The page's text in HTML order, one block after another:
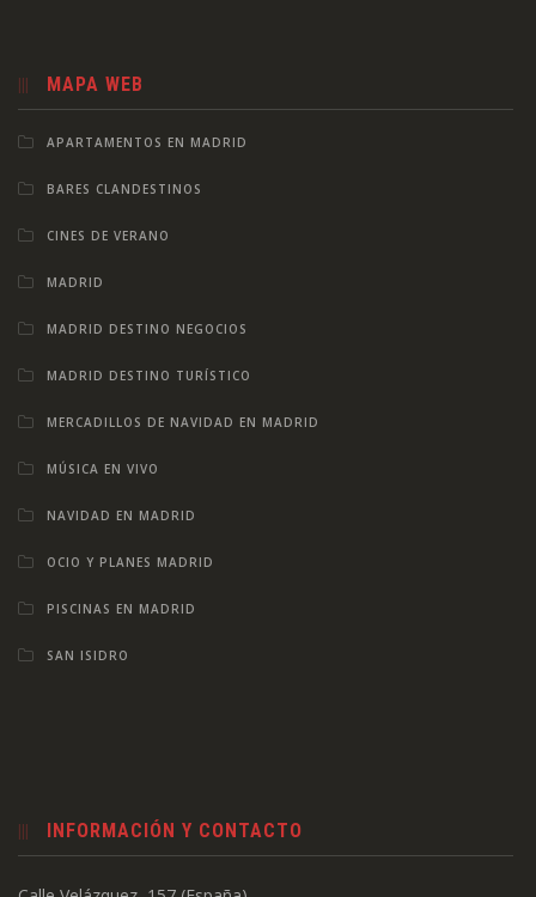
MAPA WEB
APARTAMENTOS EN MADRID
BARES CLANDESTINOS
CINES DE VERANO
MADRID
MADRID DESTINO NEGOCIOS
MADRID DESTINO TURÍSTICO
MERCADILLOS DE NAVIDAD EN MADRID
MÚSICA EN VIVO
NAVIDAD EN MADRID
OCIO Y PLANES MADRID
PISCINAS EN MADRID
SAN ISIDRO
INFORMACIÓN Y CONTACTO